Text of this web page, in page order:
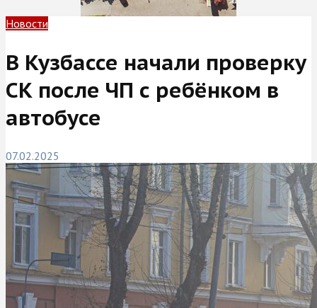
Новости
В Кузбассе начали проверку
СК после ЧП с ребёнком в
автобусе
07.02.2025